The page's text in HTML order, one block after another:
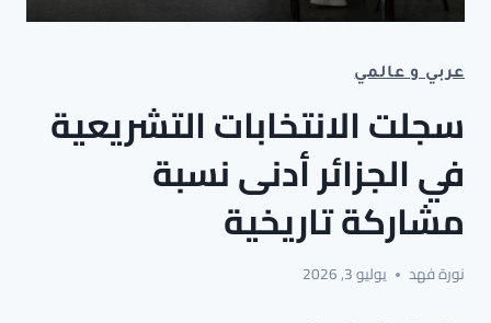
عربي و عالمي
سجلت الانتخابات التشريعية
في الجزائر أدنى نسبة
مشاركة تاريخية
نورة فهد يوليو 3, 2026